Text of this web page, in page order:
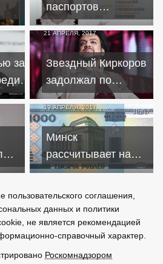
паспортов
отказывают в
кредитах
за
21 АПРЕЛЯ, 2017
Звездный Киркоров
задолжал по
кредитам более 25
миллионов
19 АПРЕЛЯ, 2017
Минск
рассчитывает на
кредиты от
доноров
соглашения,
данных и политики
не является рекомендацией
справочный характер.
Роскомнадзором